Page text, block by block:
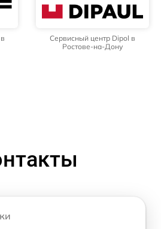
Сервисный центр Dipol в
Ростове-на-Дону